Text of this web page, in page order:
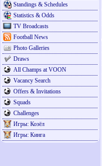
Standings & Schedules
Statistics & Odds
TV Broadcasts
Football News
Photo Galleries
Draws
All Champs at VOON
Vacancy Search
Offers & Invitations
Squads
Challenges
Игры: Козёл
Игры: Кинга